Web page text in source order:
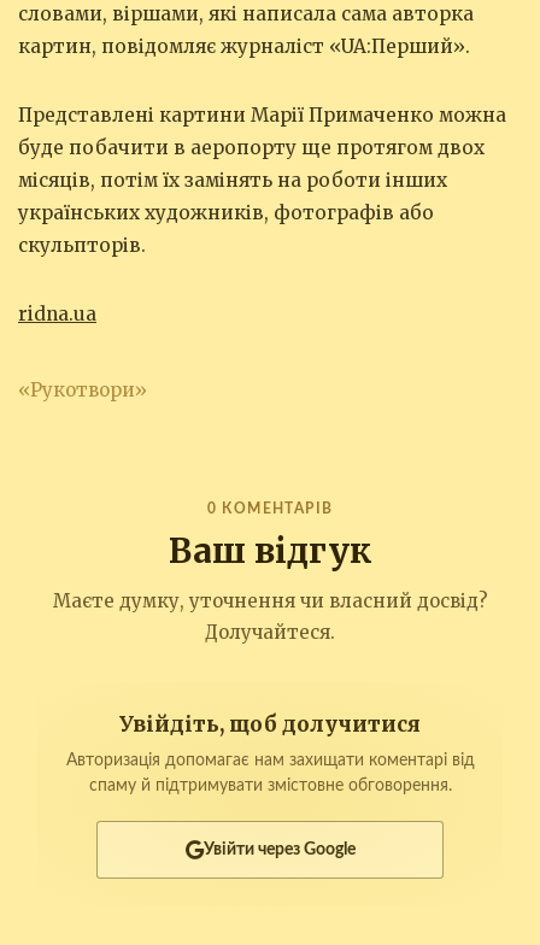
словами, віршами, які написала сама авторка
картин, повідомляє журналіст «UA:Перший».
Представлені картини Марії Примаченко можна
буде побачити в аеропорту ще протягом двох
місяців, потім їх замінять на роботи інших
українських художників, фотографів або
скульпторів.
ridna.ua
«Рукотвори»
0 КОМЕНТАРІВ
Ваш відгук
Маєте думку, уточнення чи власний досвід?
Долучайтеся.
Увійдіть, щоб долучитися
Авторизація допомагає нам захищати коментарі від
спаму й підтримувати змістовне обговорення.
Увійти через Google